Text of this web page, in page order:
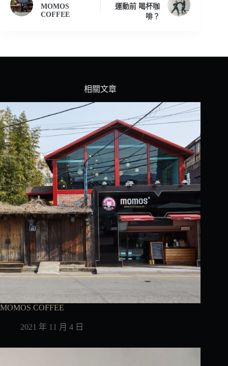
MOMOS
COFFEE
運動前 喝杯咖
啡？
相關文章
MOMOS COFFEE
2021 年 11 月 4 日